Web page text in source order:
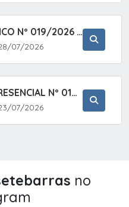
PREGÃO ELETRÔNICO Nº 019/2026 - CONTRATAÇÃO DE EMPRESA ESPECIALIZADA PARA A PRESTAÇÃO DE SERVIÇOS VETERINÁRIOS CLÍNICOS E CIRÚRGICOS, COM FOCO EM AÇÕES DE SAÚDE PÚBLICA, BEM-ESTAR ANIMAL E CONTROLE POPULACIONAL ÉTICO DE CÃES E GATOS, EM ATENDIMENTO À
07/2026
CONCORRÊNCIA PRESENCIAL Nº 018/2026 - PAVIMENTAÇÃO ASFÁLTICA NO BAIRRO VOTUPOCA ? ESTRADA DA RAPOSA, NO MUNICÍPIO DE SETE BARRAS/SP
07/2026
no